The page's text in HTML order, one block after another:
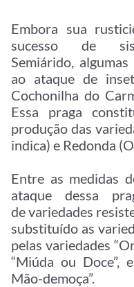
Embora sua
sucesso de
Semiárido,
ao ataque de
Cochonilha do
Essa praga
produção das
indica) e Redonda
Entre as medidas
ataque dessa
de variedades
substituído as
pelas variedades
“Miúda ou Doce”,
Mão-demoça”.